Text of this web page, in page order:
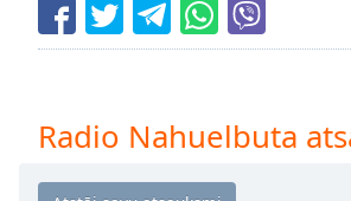
Remaining
Time-
Playback
Radio Nahuelbuta